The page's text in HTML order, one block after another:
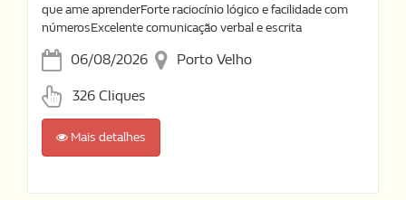
que ame aprenderForte raciocínio lógico e facilidade com
númerosExcelente comunicação verbal e escrita
06/08/2026 Porto Velho
326 Cliques
Mais detalhes